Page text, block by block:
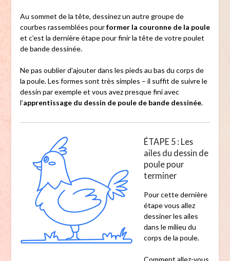
Au sommet de la tête, dessinez un autre groupe de
courbes rassemblées pourformer la couronne de la poule
et c’est la dernière étape pour finir la tête de votre poulet
de bande dessinée.
Ne pas oublier d’ajouter dans les pieds au bas du corps de
la poule. Les formes sont très simples – il suffit de suivre le
dessin par exemple et vous avez presque fini avec
l’apprentissage du dessin de poule de bande dessinée.
ÉTAPE 5 : Les
ailes du dessin de
poule pour
terminer
Pour cette dernière
étape vous allez
dessiner les ailes
dans le milieu du
corps de la poule.